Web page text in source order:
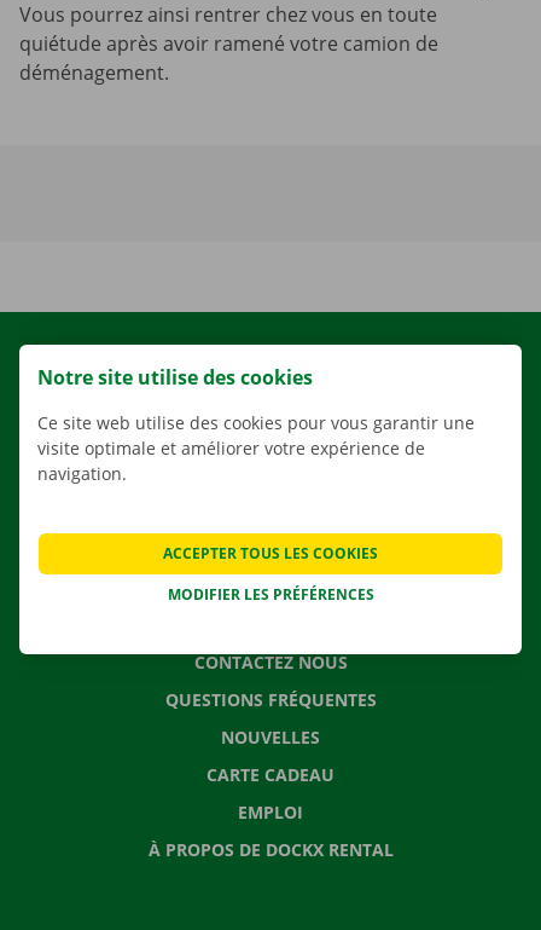
Vous pourrez ainsi rentrer chez vous en toute
quiétude après avoir ramené votre camion de
déménagement.
NOS SERVICES
SOLUTIONS DE DÉMÉNAGEMENT
CONTACTEZ NOUS
QUESTIONS FRÉQUENTES
NOUVELLES
CARTE CADEAU
EMPLOI
À PROPOS DE DOCKX RENTAL
Notre site utilise des cookies
Ce site web utilise des cookies pour vous garantir une
visite optimale et améliorer votre expérience de
navigation.
MODIFIER LES PRÉFÉRENCES
ACCEPTER TOUS LES COOKIES